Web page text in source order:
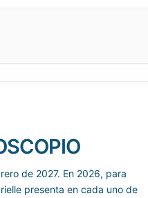
de 2027. En 2026, para
presenta en cada uno de